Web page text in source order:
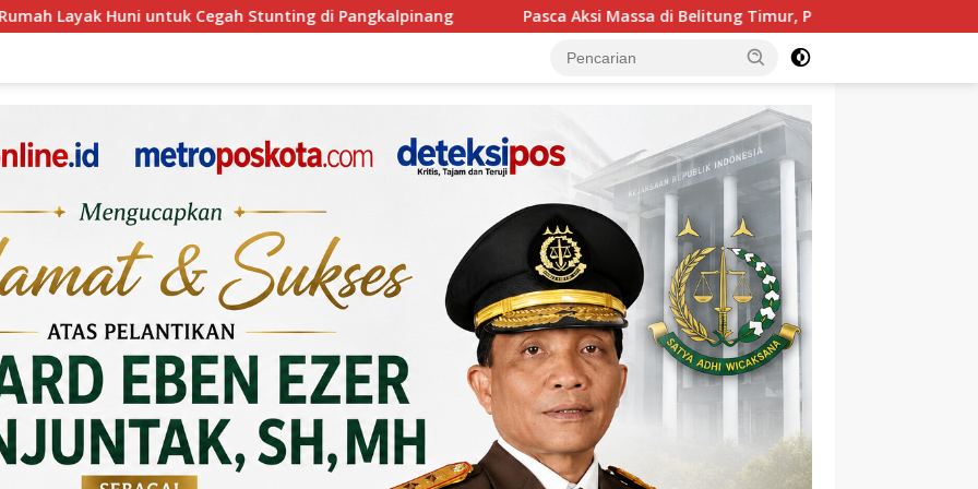
di Pangkalpinang Pasca Aksi Massa di Belitung Timur, PT TIMAH Pilih Jalur Dialog dan Imbau Jaga Kondusivitas